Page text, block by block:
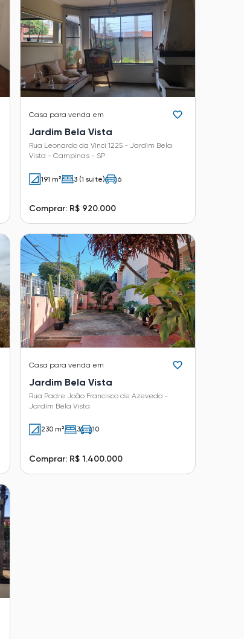
Casa para venda em
Jardim Bela Vista
Rua Leonardo da Vinci 1225 - Jardim Bela
Vista - Campinas - SP
191 m² 3 (1 suíte) 6
Comprar: R$ 920.000
Casa para venda em
Jardim Bela Vista
Rua Padre João Francisco de Azevedo -
Jardim Bela Vista
230 m² 3 10
Comprar: R$ 1.400.000